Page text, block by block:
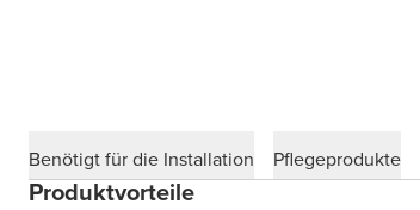
Benötigt für die Installation
Pflegeprodukte
Produktvorteile